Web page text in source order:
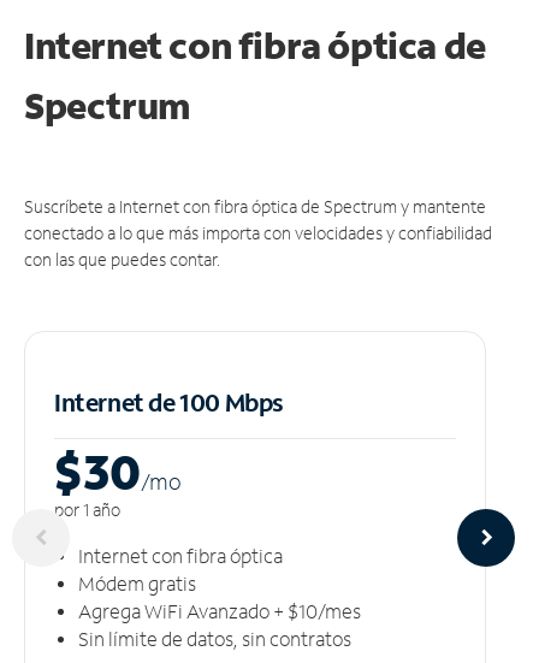
Internet con fibra óptica de
Spectrum
Suscríbete a Internet con fibra óptica de Spectrum y mantente
conectado a lo que más importa con velocidades y confiabilidad
con las que puedes contar.
Internet de 100 Mbps
$30/mo
por 1 año
Internet con fibra óptica
Módem gratis
Agrega WiFi Avanzado + $10/mes
Sin límite de datos, sin contratos